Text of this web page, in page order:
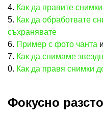
4. Как да правите
5. Как да обработвате
съхранявате
6. Пример с фото чанта и
7. Как да снимаме
0. Как да правя снимки
Фокусно